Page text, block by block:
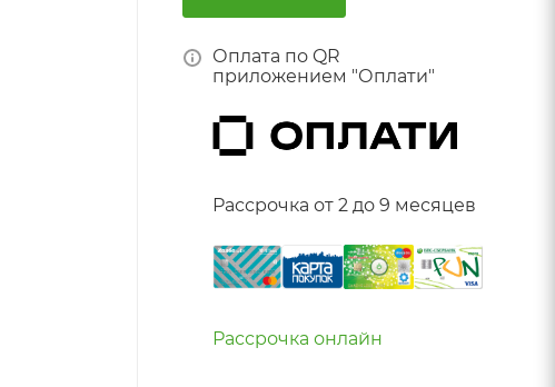
Оплата по QR
приложением "Оплати"
Рассрочка от 2 до 9 месяцев
Рассрочка онлайн